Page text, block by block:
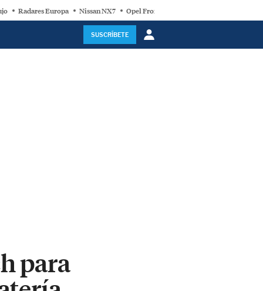
Radares Europa Nissan NX7 Opel Frontera Electric
SUSCRÍBETE
para